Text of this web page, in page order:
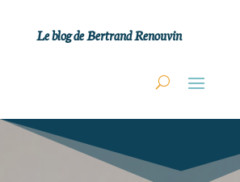
Le blog de Bertrand Renouvin